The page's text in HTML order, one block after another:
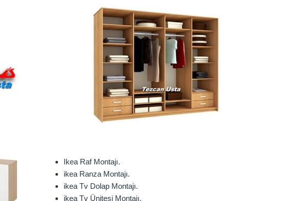
Ikea Raf Montajı.
ikea Ranza Montajı.
ikea Tv Dolap Montajı.
ikea Tv Ünitesi Montajı.